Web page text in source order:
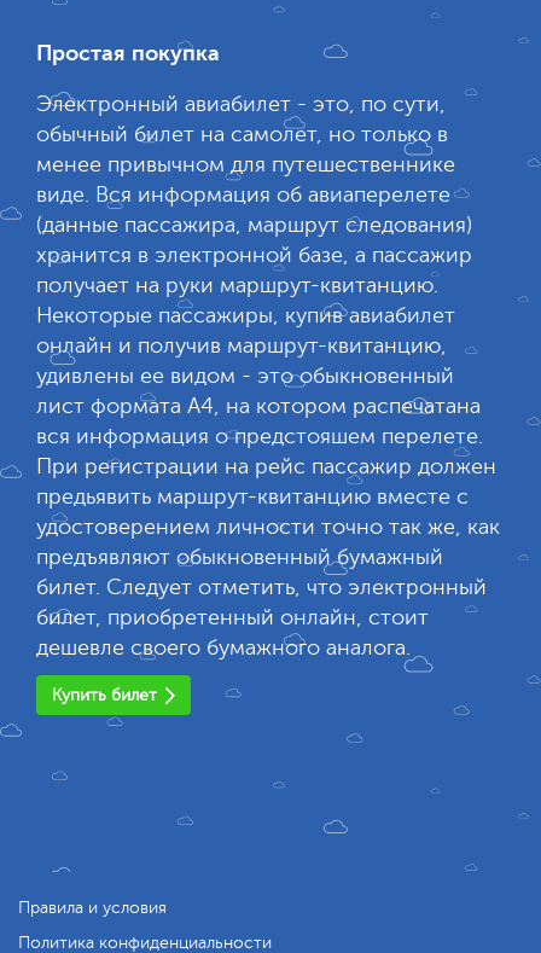
Простая покупка
Электронный авиабилет - это, по сути,
обычный билет на самолет, но только в
менее привычном для путешественнике
виде. Вся информация об авиаперелете
(данные пассажира, маршрут следования)
хранится в электронной базе, а пассажир
получает на руки маршрут-квитанцию.
Некоторые пассажиры, купив авиабилет
онлайн и получив маршрут-квитанцию,
удивлены ее видом - это обыкновенный
лист формата А4, на котором распечатана
вся информация о предстояшем перелете.
При регистрации на рейс пассажир должен
предьявить маршрут-квитанцию вместе с
удостоверением личности точно так же, как
предъявляют обыкновенный бумажный
билет. Следует отметить, что электронный
билет, приобретенный онлайн, стоит
дешевле своего бумажного аналога.
Купить билет
Правила и условия
Политика конфиденциальности